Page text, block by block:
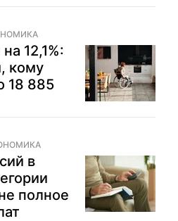
12,1%:
кому
18 885
в
полное